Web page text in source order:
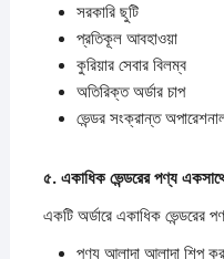
সরকারি ছুটি
প্রতিকূল আবহাওয়া
কুরিয়ার সেবার বিলম্ব
অতিরিক্ত অর্ডার চাপ
ভেন্ডর সংক্রান্ত
৫. একাধিকভেন্ডরেরপণ্য
একটি অর্ডারে একাধিক ভেন্ডরের
পণ্য আলাদা আলাদা শিপ